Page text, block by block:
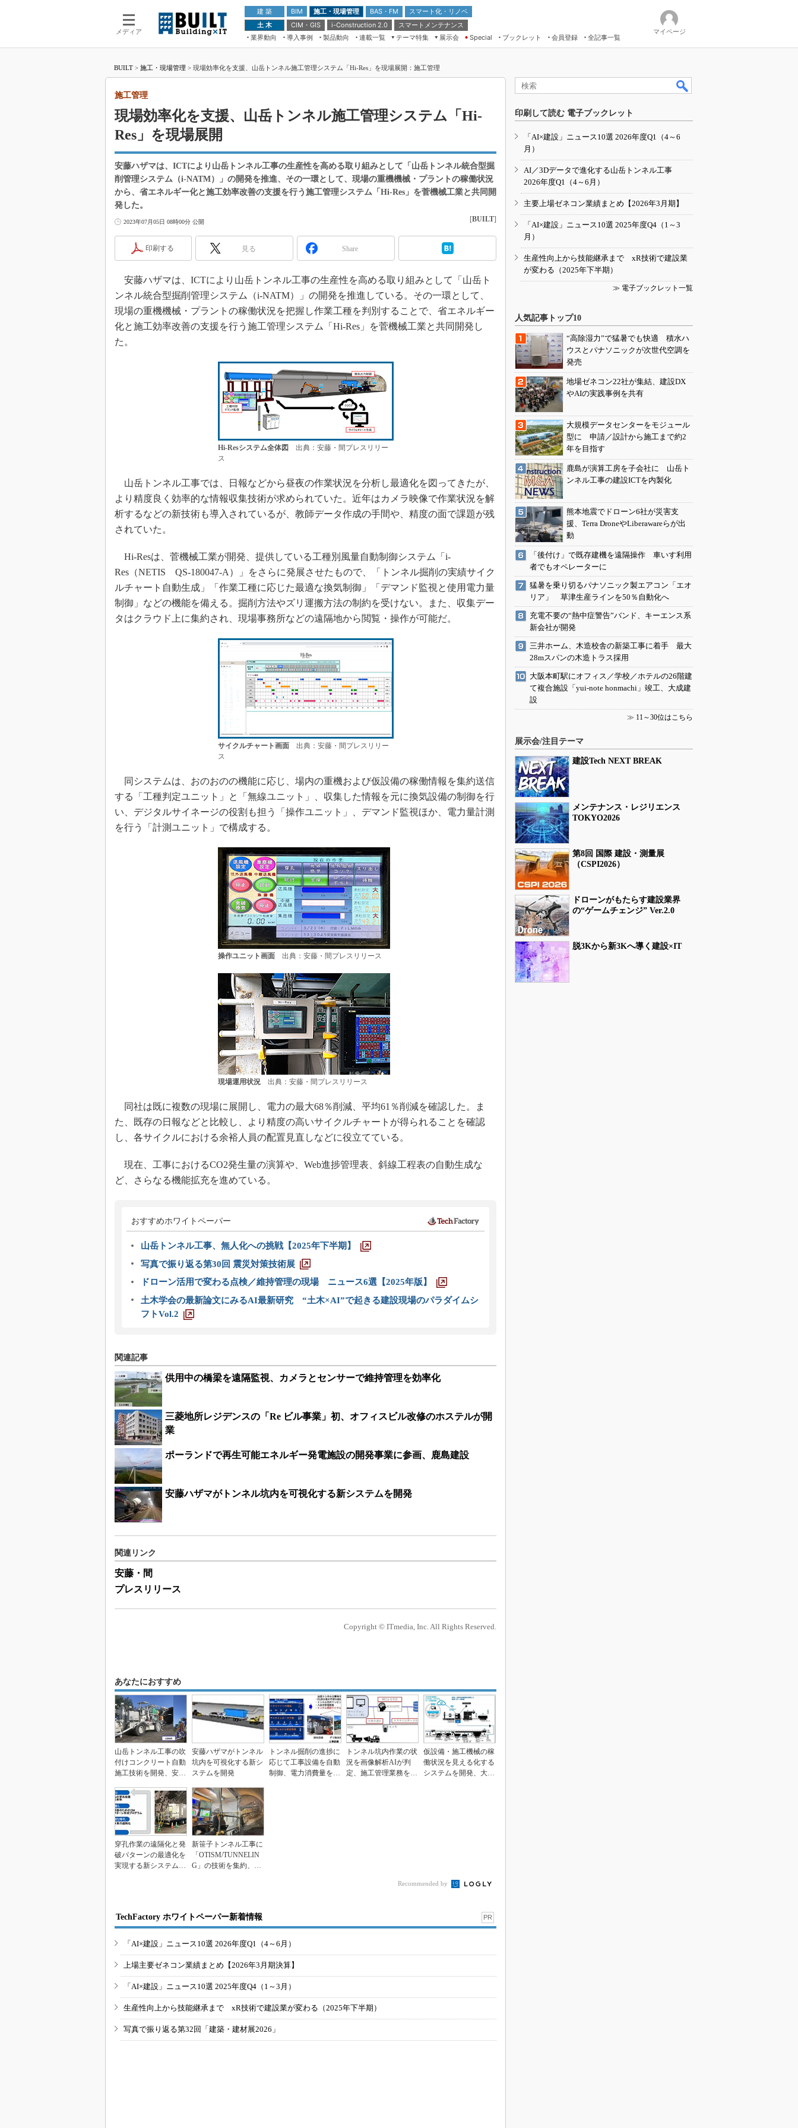
メディア
建 築 BIM 施工・現場管理 BAS・FM
スマート化・リノベ
土 木
CIM・GIS i-Construction 2.0
スマートメンテナンス
業界動向
導入事例 製品動向 連載一覧
テーマ特集
ドローンがもたらす建設業界の“ゲー
ムチェンジ” Ver.2.0
“Society5.0”時代のスマートビル
展示会
第8回 国際 建設・測量展
築・土木・不動産の先端技術展－
メンテナンス・レジリエンスOSAKA
2020
日本 ものづくりワールド 2020
メンテナンス・レジリエンスTOKYO
Special ブックレット 会員登録 全記事一覧
マイページ
BUILT > 施工・現場管理 > 現場効率化を支援、山岳トンネル施工管理システム「Hi-Res」を現場展開：施工管理
現場効率化を支援、山岳トンネル施工管理システム「Hi-
Res」を現場展開
施工管理
安藤ハザマは、ICTにより山岳トンネル工事の生産性を高める取り組みとして「山岳トンネル統合型掘
削管理システム（i-NATM）」の開発を推進、その一環として、現場の重機機械・プラントの稼働状況
から、省エネルギー化と施工効率改善の支援を行う施工管理システム「Hi-Res」を菅機械工業と共同開
発した。
2023年07月05日 08時00分 公開 [BUILT]
印刷する 見る Share
安藤ハザマは、ICTにより山岳トンネル工事の生産性を高める取り組みとして「山岳ト
ンネル統合型掘削管理システム（i-NATM）」の開発を推進している。その一環として、
現場の重機機械・プラントの稼働状況を把握し作業工種を判別することで、省エネルギー
化と施工効率改善の支援を行う施工管理システム「Hi-Res」を菅機械工業と共同開発し
た。
Hi-Resシステム全体図
出典：安藤・間プレスリリー
ス
山岳トンネル工事では、日報などから昼夜の作業状況を分析し最適化を図ってきたが、
より精度良く効率的な情報収集技術が求められていた。近年はカメラ映像で作業状況を解
析するなどの新技術も導入されているが、教師データ作成の手間や、精度の面で課題が残
されていた。
Hi-Resは、菅機械工業が開発、提供している工種別風量自動制御システム「i-
Res（NETIS QS-180047-A）」をさらに発展させたもので、「トンネル掘削の実績サイク
ルチャート自動生成」「作業工種に応じた最適な換気制御」「デマンド監視と使用電力量
制御」などの機能を備える。掘削方法やズリ運搬方法の制約を受けない。また、収集デー
タはクラウド上に集約され、現場事務所などの遠隔地から閲覧・操作が可能だ。
サイクルチャート画面出典：安藤・間プレスリリー
ス
同システムは、おのおのの機能に応じ、場内の重機および仮設備の稼働情報を集約送信
する「工種判定ユニット」と「無線ユニット」、収集した情報を元に換気設備の制御を行
い、デジタルサイネージの役割も担う「操作ユニット」、デマンド監視ほか、電力量計測
を行う「計測ユニット」で構成する。
操作ユニット画面出典：安藤・間プレスリリース
現場運用状況出典：安藤・間プレスリリース
同社は既に複数の現場に展開し、電力の最大68％削減、平均61％削減を確認した。ま
た、既存の日報などと比較し、より精度の高いサイクルチャートが得られることを確認
し、各サイクルにおける余裕人員の配置見直しなどに役立てている。
現在、工事におけるCO2発生量の演算や、Web進捗管理表、斜線工程表の自動生成な
ど、さらなる機能拡充を進めている。
おすすめホワイトペーパー
山岳トンネル工事、無人化への挑戦【2025年下半期】
写真で振り返る第30回 震災対策技術展
ドローン活用で変わる点検／維持管理の現場 ニュース6選【2025年版】
土木学会の最新論文にみるAI最新研究 “土木×AI”で起きる建設現場のパラダイムシ
フトVol.2
関連記事
供用中の橋梁を遠隔監視、カメラとセンサーで維持管理を効率化
三菱地所レジデンスの「Re ビル事業」初、オフィスビル改修のホステルが開
業
ポーランドで再生可能エネルギー発電施設の開発事業に参画、鹿島建設
安藤ハザマがトンネル坑内を可視化する新システムを開発
関連リンク
安藤・間
プレスリリース
Copyright © ITmedia, Inc. All Rights Reserved.
あなたにおすすめ
山岳トンネル工事の吹
付けコンクリート自動
施工技術を開発、安藤
安藤ハザマがトンネル
坑内を可視化する新シ
ステムを開発
トンネル掘削の進捗に
応じて工事設備を自動
制御、電力消費量を4
トンネル坑内作業の状
況を画像解析AIが判
定、施工管理業務を効
仮設備・施工機械の稼
働状況を見える化する
システムを開発、大成
穿孔作業の遠隔化と発
破パターンの最適化を
実現する新システム、
新笹子トンネル工事に
「OTISM/TUNNELIN
G」の技術を集約、大
Recommended by
TechFactory ホワイトペーパー新着情報 PR
「AI×建設」ニュース10選 2026年度Q1（4～6月）
上場主要ゼネコン業績まとめ【2026年3月期決算】
「AI×建設」ニュース10選 2025年度Q4（1～3月）
生産性向上から技能継承まで xR技術で建設業が変わる（2025年下半期）
写真で振り返る第32回「建築・建材展2026」
印刷して読む 電子ブックレット
「AI×建設」ニュース10選 2026年度Q1（4～6
月）
AI／3Dデータで進化する山岳トンネル工事
2026年度Q1（4～6月）
主要上場ゼネコン業績まとめ【2026年3月期】
「AI×建設」ニュース10選 2025年度Q4（1～3
月）
生産性向上から技能継承まで xR技術で建設業
が変わる（2025年下半期）
≫ 電子ブックレット一覧
人気記事トップ10
“高除湿力”で猛暑でも快適 積水ハ
ウスとパナソニックが次世代空調を
発売
地場ゼネコン22社が集結、建設DX
やAIの実践事例を共有
大規模データセンターをモジュール
型に 申請／設計から施工まで約2
年を目指す
鹿島が演算工房を子会社に 山岳ト
ンネル工事の建設ICTを内製化
熊本地震でドローン6社が災害支
援、Terra DroneやLiberawareらが出
動
「後付け」で既存建機を遠隔操作 車いす利用
者でもオペレーターに
猛暑を乗り切るパナソニック製エアコン「エオ
リア」 草津生産ラインを50％自動化へ
充電不要の“熱中症警告”バンド、キーエンス系
新会社が開発
三井ホーム、木造校舎の新築工事に着手 最大
28mスパンの木造トラス採用
大阪本町駅にオフィス／学校／ホテルの26階建
て複合施設「yui-note honmachi」竣工、大成建
設
≫ 11～30位はこちら
展示会/注目テーマ
建設Tech NEXT BREAK
メンテナンス・レジリエンス
TOKYO2026
第8回 国際 建設・測量展
（CSPI2026）
ドローンがもたらす建設業界
の“ゲームチェンジ” Ver.2.0
脱3Kから新3Kへ導く建設×IT